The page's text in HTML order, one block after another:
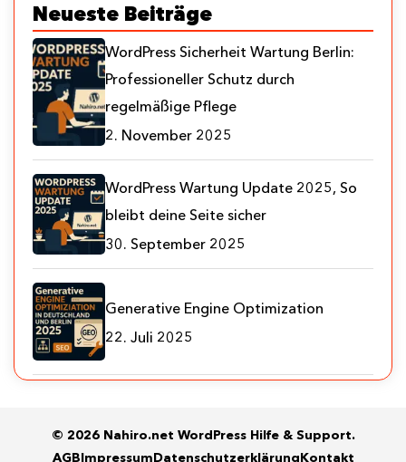
Neueste Beiträge
WordPress Sicherheit Wartung Berlin:
Professioneller Schutz durch
regelmäßige Pflege
2. November 2025
WordPress Wartung Update 2025, So
bleibt deine Seite sicher
30. September 2025
Generative Engine Optimization
22. Juli 2025
© 2026 Nahiro.net WordPress Hilfe & Support.
AGBImpressumDatenschutzerklärungKontakt